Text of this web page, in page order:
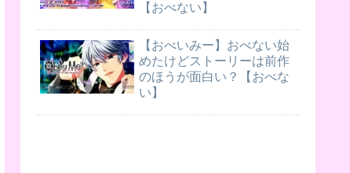
【おべない】
【おべいみー】おべない始
めたけどストーリーは前作
のほうが面白い？【おべな
い】